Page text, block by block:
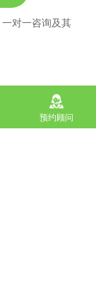
对一咨询及其
预约顾问